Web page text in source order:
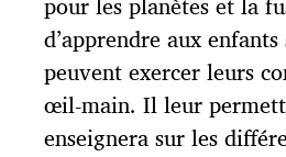
i
o
n
d’apprendre aux
peuvent exercer leurs
œil-main. Il leur
enseignera sur les